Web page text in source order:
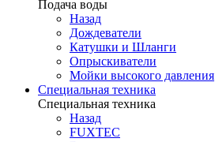
Подача воды
Назад
Дождеватели
Катушки и Шланги
Опрыскиватели
Мойки высокого давления
Специальная техника
Специальная техника
Назад
FUXTEC